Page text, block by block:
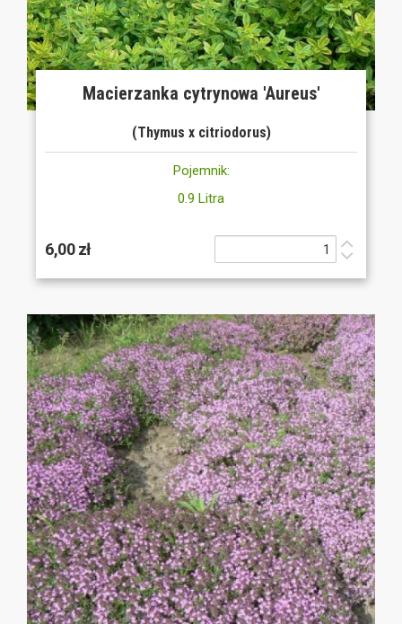
Macierzanka cytrynowa 'Aureus'
(Thymus x citriodorus)
Pojemnik:
0.9 Litra
6,00 zł